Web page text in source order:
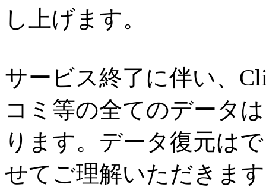
し上げます。
サービス終了に伴い、
コミ等の全てのデータ
ります。データ復元は
せてご理解いただきま